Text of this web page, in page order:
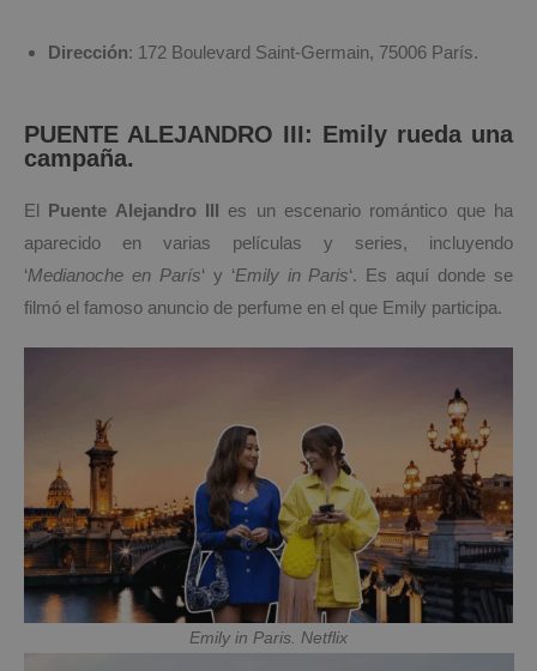
Dirección: 172 Boulevard Saint-Germain, 75006 París.
PUENTE ALEJANDRO III: Emily rueda una
campaña.
El Puente Alejandro III es un escenario romántico que ha
aparecido en varias películas y series, incluyendo
‘Medianoche en París‘ y ‘Emily in Paris‘. Es aquí donde se
filmó el famoso anuncio de perfume en el que Emily participa.
Emily in Paris. Netflix